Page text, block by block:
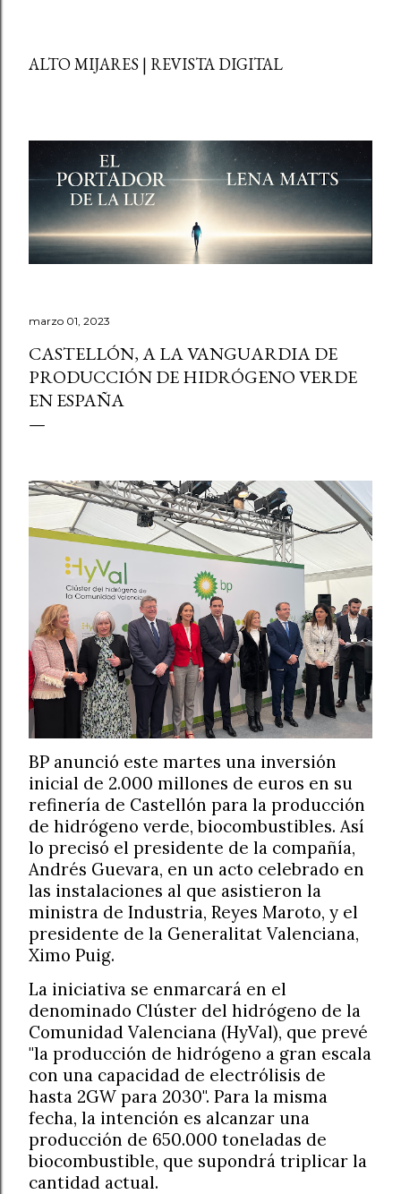
ALTO MIJARES | REVISTA DIGITAL
marzo 01, 2023
CASTELLÓN, A LA VANGUARDIA DE
PRODUCCIÓN DE HIDRÓGENO VERDE
EN ESPAÑA
BP anunció este martes una inversión
inicial de 2.000 millones de euros en su
refinería de Castellón para la producción
de hidrógeno verde, biocombustibles. Así
lo precisó el presidente de la compañía,
Andrés Guevara, en un acto celebrado en
las instalaciones al que asistieron la
ministra de Industria, Reyes Maroto, y el
presidente de la Generalitat Valenciana,
Ximo Puig.
La iniciativa se enmarcará en el
denominado Clúster del hidrógeno de la
Comunidad Valenciana (HyVal), que prevé
"la producción de hidrógeno a gran escala
con una capacidad de electrólisis de
hasta 2GW para 2030". Para la misma
fecha, la intención es alcanzar una
producción de 650.000 toneladas de
biocombustible, que supondrá triplicar la
cantidad actual.